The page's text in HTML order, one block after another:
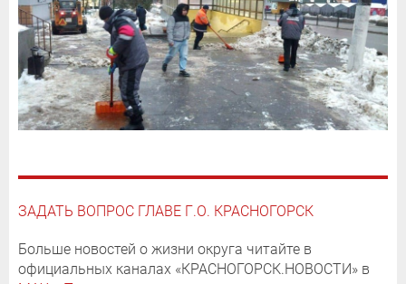
ЗАДАТЬ ВОПРОС ГЛАВЕ Г.О. КРАСНОГОРСК
Больше новостей о жизни округа читайте в
официальных каналах «КРАСНОГОРСК.НОВОСТИ» в